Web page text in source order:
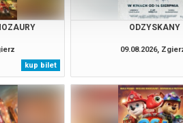
kup bilet
ODZYSKANY
09.08.2026,